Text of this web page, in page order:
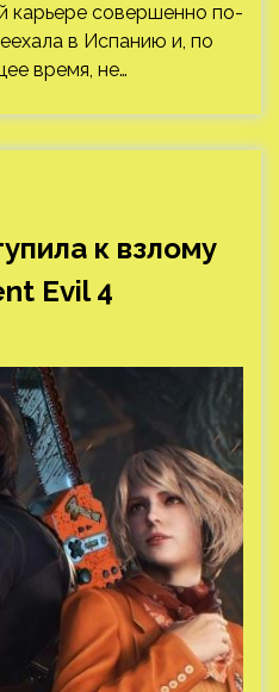
карьере совершенно по-
в Испанию и, по
время, не…
к взлому
Evil 4